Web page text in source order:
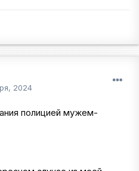
2024
полицией мужем-